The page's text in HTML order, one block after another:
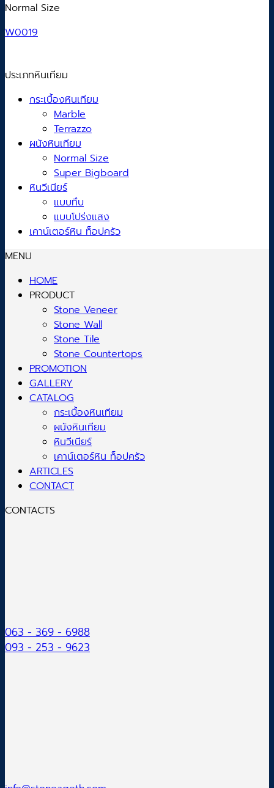
Normal Size
W0019
ประเภทหินเทียม
กระเบื้องหินเทียม
Marble
Terrazzo
ผนังหินเทียม
Normal Size
Super Bigboard
หินวีเนียร์
แบบทึบ
แบบโปร่งแสง
เคาน์เตอร์หิน ท็อปครัว
MENU
HOME
PRODUCT
Stone Veneer
Stone Wall
Stone Tile
Stone Countertops
PROMOTION
GALLERY
CATALOG
กระเบื้องหินเทียม
ผนังหินเทียม
หินวีเนียร์
เคาน์เตอร์หิน ท็อปครัว
ARTICLES
CONTACT
CONTACTS
063 - 369 - 6988
093 - 253 - 9623